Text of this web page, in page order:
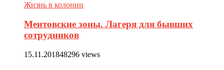
Жизнь в колонии
Ментовские зоны. Лагеря для бывших
сотрудников
15.11.201848296 views